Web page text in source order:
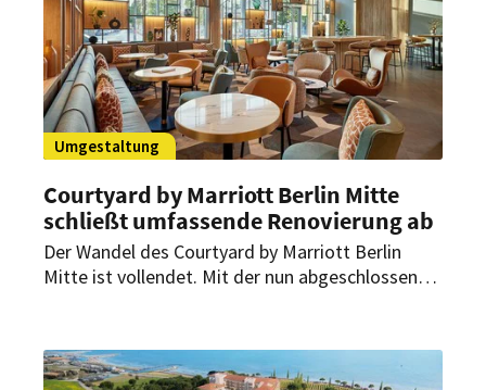
Umgestaltung
Courtyard by Marriott Berlin Mitte
schließt umfassende Renovierung ab
Der Wandel des Courtyard by Marriott Berlin
Mitte ist vollendet. Mit der nun abgeschlossenen
Zeitungsviertel an der Axel-Springer-Straße
eingeläutet werden.